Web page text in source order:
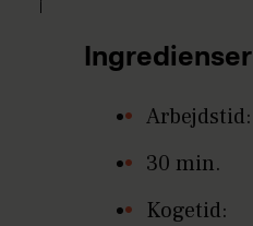
Ingredienser
Arbejdstid:
30 min.
Kogetid: